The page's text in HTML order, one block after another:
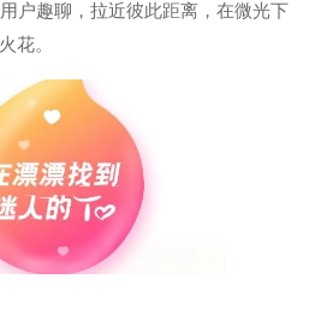
户趣聊，拉近彼此距离，在微光下
花。